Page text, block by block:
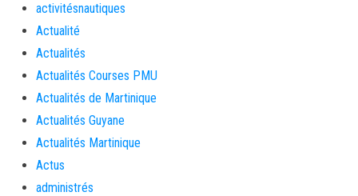
activitésnautiques
Actualité
Actualités
Actualités Courses PMU
Actualités de Martinique
Actualités Guyane
Actualités Martinique
Actus
administrés